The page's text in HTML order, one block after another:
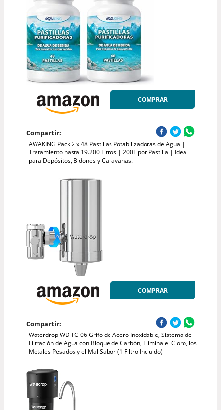
COMPRAR
Compartir:
AWAKING Pack 2 x 48 Pastillas Potabilizadoras de Agua |
Tratamiento hasta 19.200 Litros | 200L por Pastilla | Ideal
para Depósitos, Bidones y Caravanas.
COMPRAR
Compartir:
Waterdrop WD-FC-06 Grifo de Acero Inoxidable, Sistema de
Filtración de Agua con Bloque de Carbón, Elimina el Cloro, los
Metales Pesados y el Mal Sabor (1 Filtro Incluido)